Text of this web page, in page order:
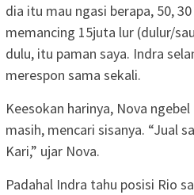
dia itu mau ngasi berapa, 50,
memancing 15juta lur (dulur/
dulu, itu paman saya. Indra
merespon sama sekali.
Keesokan harinya, Nova
masih, mencari sisanya. “Jual
Kari,” ujar Nova.
Padahal Indra tahu posisi Rio